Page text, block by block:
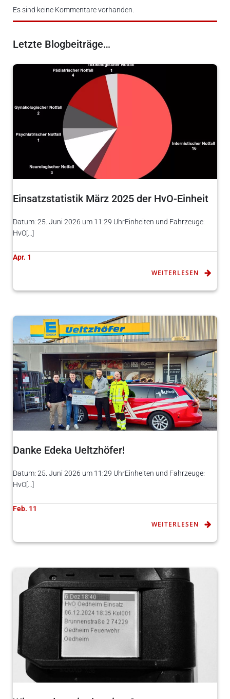
Es sind keine Kommentare vorhanden.
Letzte Blogbeiträge…
Einsatzstatistik März 2025 der HvO-Einheit
Datum: 25. Juni 2026 um 11:29 UhrEinheiten und Fahrzeuge:
HvO[…]
Apr. 1
WEITERLESEN
Danke Edeka Ueltzhöfer!
Datum: 25. Juni 2026 um 11:29 UhrEinheiten und Fahrzeuge:
HvO[…]
Feb. 11
WEITERLESEN